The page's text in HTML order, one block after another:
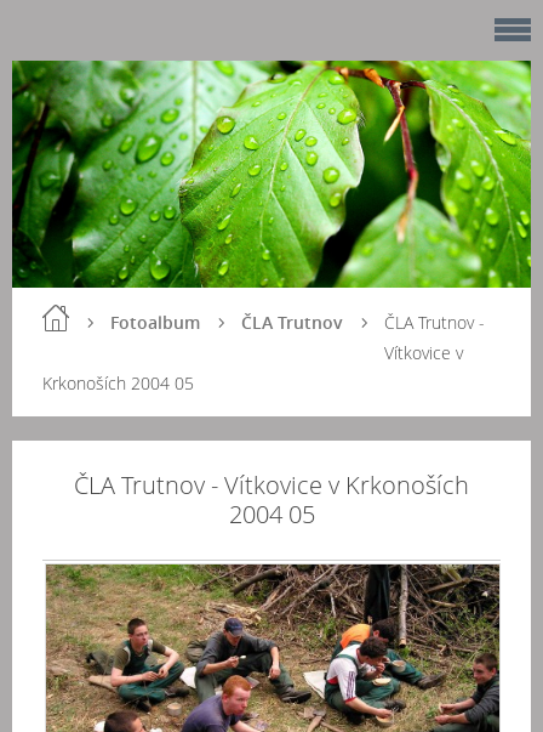
Fotoalbum ČLA Trutnov
ČLA Trutnov -
Vítkovice v
Krkonoších 2004 05
ČLA Trutnov - Vítkovice v Krkonoších
2004 05